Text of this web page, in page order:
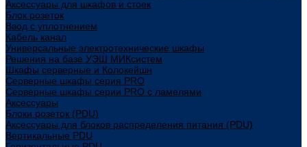
Аксессуары для шкафов и стоек
Блок розеток
Ввод с уплотнением
Кабель канал
Универсальные электротехнические шкафы
Решения на базе УЭШ МИКсистем
Шкафы серверные и Колокейшн
Серверные шкафы серия PRO
Серверные шкафы серии PRO с ламелями
Аксессуары
Блоки розеток (PDU)
Аксессуары для блоков распределения питания (PDU)
Вертикальные PDU